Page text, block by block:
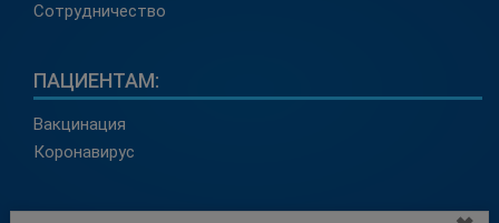
Сотрудничество
ПАЦИЕНТАМ:
Вакцинация
Коронавирус